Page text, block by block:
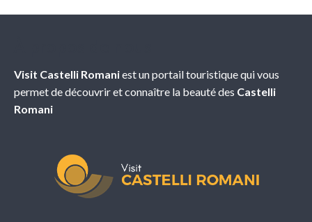
Visit Castelli Romaniest un portail touristique qui vous
permet de découvrir et connaître la beauté des Castelli
Romani